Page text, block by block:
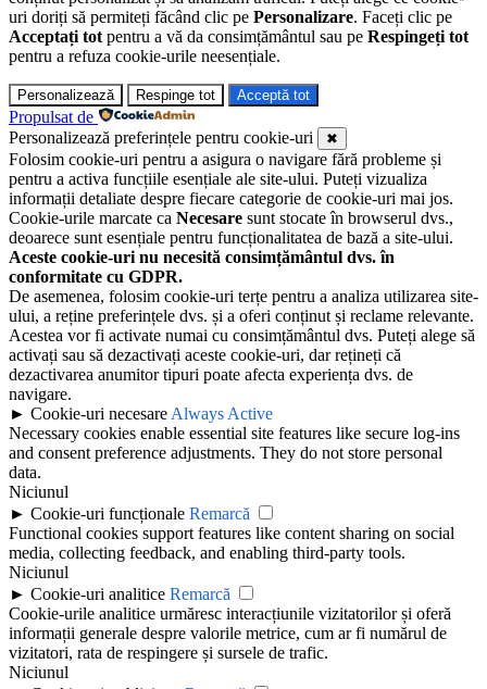
uri doriți să permiteți făcând clic pe Personalizare. Faceți clic pe
Acceptați tot pentru a vă da consimțământul sau pe Respingeți tot
pentru a refuza cookie-urile neesențiale.
Personalizează Respinge tot Acceptă tot
Propulsat de
Personalizează preferințele pentru cookie-uri
✖
Folosim cookie-uri pentru a asigura o navigare fără probleme și
pentru a activa funcțiile esențiale ale site-ului. Puteți vizualiza
informații detaliate despre fiecare categorie de cookie-uri mai jos.
Cookie-urile marcate ca Necesare sunt stocate în browserul dvs.,
deoarece sunt esențiale pentru funcționalitatea de bază a site-ului.
Aceste cookie-uri nu necesită consimțământul dvs. în
conformitate cu GDPR.
De asemenea, folosim cookie-uri terțe pentru a analiza utilizarea site-
ului, a reține preferințele dvs. și a oferi conținut și reclame relevante.
Acestea vor fi activate numai cu consimțământul dvs. Puteți alege să
activați sau să dezactivați aceste cookie-uri, dar rețineți că
dezactivarea anumitor tipuri poate afecta experiența dvs. de
navigare.
► Cookie-uri necesare Always Active
Necessary cookies enable essential site features like secure log-ins
and consent preference adjustments. They do not store personal
data.
Niciunul
► Cookie-uri funcționale Remarcă
Functional cookies support features like content sharing on social
media, collecting feedback, and enabling third-party tools.
Niciunul
► Cookie-uri analitice Remarcă
Cookie-urile analitice urmăresc interacțiunile vizitatorilor și oferă
informații generale despre valorile metrice, cum ar fi numărul de
vizitatori, rata de respingere și sursele de trafic.
Niciunul